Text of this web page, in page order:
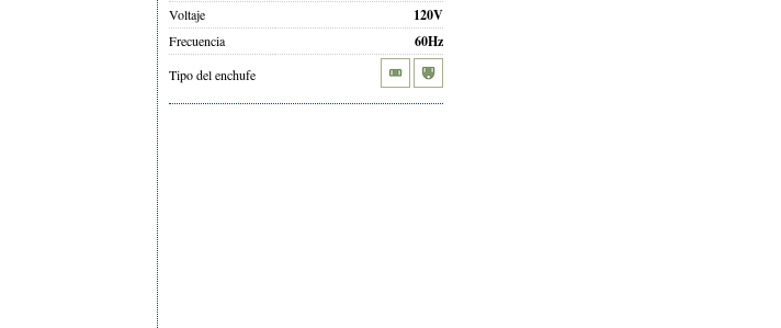
Voltaje 120V
Frecuencia 60Hz
Tipo del enchufe